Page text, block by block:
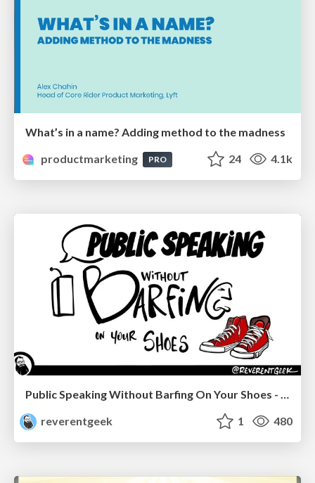
What’s in a name? Adding method to the madness
productmarketing
PRO 24 4.1k
reverentgeek
1 480